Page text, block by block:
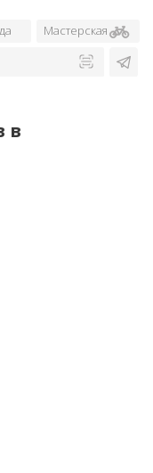
Мастерская
в